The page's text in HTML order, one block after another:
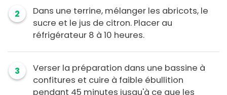
2
Dans une terrine, mélanger les abricots, le
sucre et le jus de citron. Placer au
réfrigérateur 8 à 10 heures.
3
Verser la préparation dans une bassine à
confitures et cuire à faible ébullition
pendant 45 minutes jusqu'à ce que les